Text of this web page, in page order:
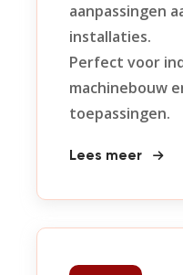
aanpassingen
installaties.
Perfect voor
machinebouw
toepassingen.
Lees meer